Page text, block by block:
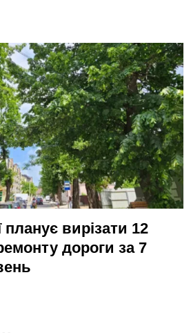
вирізати 12
дороги за 7